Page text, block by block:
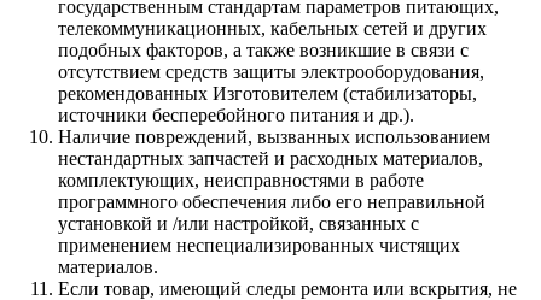
государственным стандартам параметров питающих,
телекоммуникационных, кабельных сетей и других
подобных факторов, а также возникшие в связи с
отсутствием средств защиты электрооборудования,
рекомендованных Изготовителем (стабилизаторы,
источники бесперебойного питания и др.).
Наличие повреждений, вызванных использованием
нестандартных запчастей и расходных материалов,
комплектующих, неисправностями в работе
программного обеспечения либо его неправильной
установкой и /или настройкой, связанных с
применением неспециализированных чистящих
материалов.
Если товар, имеющий следы ремонта или вскрытия, не